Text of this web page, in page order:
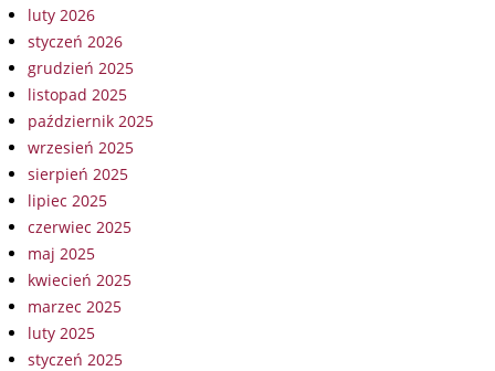
luty 2026
styczeń 2026
grudzień 2025
listopad 2025
październik 2025
wrzesień 2025
sierpień 2025
lipiec 2025
czerwiec 2025
maj 2025
kwiecień 2025
marzec 2025
luty 2025
styczeń 2025